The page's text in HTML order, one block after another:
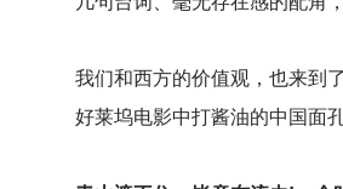
我们和西方的价值观，也来到
好莱坞电影中打酱油的中国面